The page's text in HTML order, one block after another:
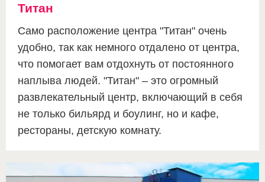
Титан
Само расположение центра "Титан" очень
удобно, так как немного отдалено от центра,
что помогает вам отдохнуть от постоянного
наплыва людей. "Титан" – это огромный
развлекательный центр, включающий в себя
не только бильярд и боулинг, но и кафе,
рестораны, детскую комнату.